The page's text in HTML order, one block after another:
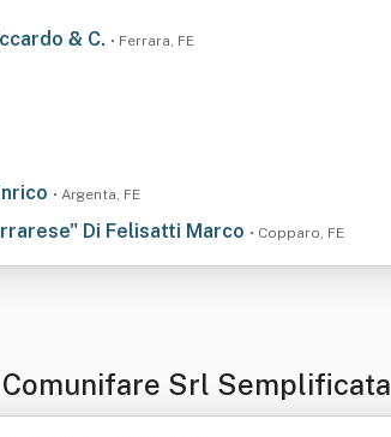
& C. • Ferrara, FE
• Argenta, FE
Di Felisatti Marco • Copparo, FE
Srl Semplificata